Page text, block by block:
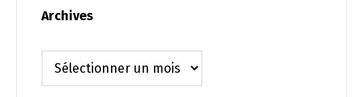
Archives
Archives